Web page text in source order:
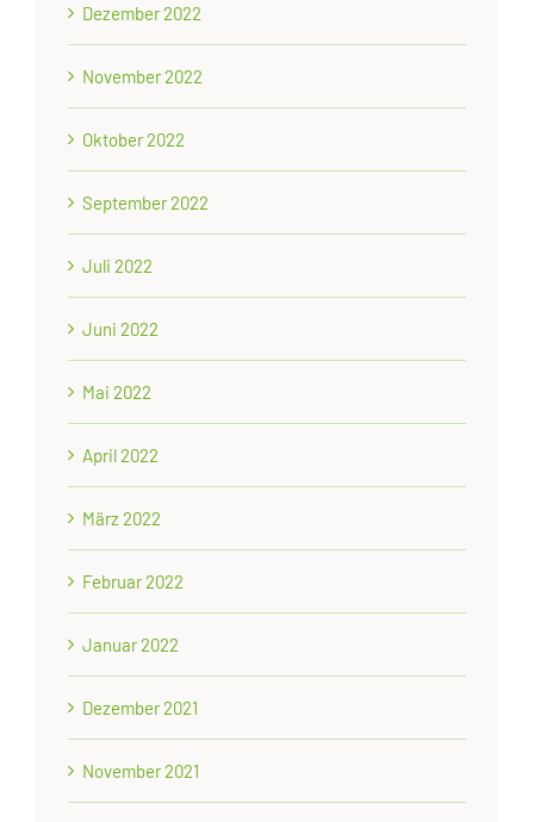
Dezember 2022
November 2022
Oktober 2022
September 2022
Juli 2022
Juni 2022
Mai 2022
April 2022
März 2022
Februar 2022
Januar 2022
Dezember 2021
November 2021